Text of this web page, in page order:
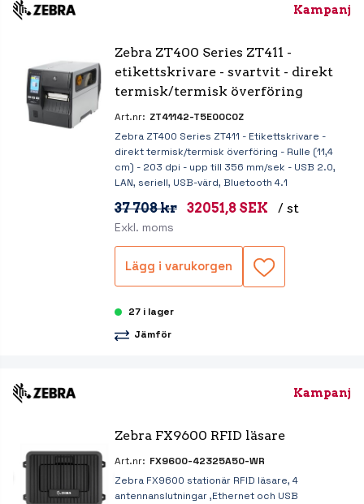
Kampanj
Zebra ZT400 Series ZT411 -
etikettskrivare - svartvit - direkt
termisk/termisk överföring
Art.nr: ZT41142-T5E00C0Z
Zebra ZT400 Series ZT411 - Etikettskrivare -
direkt termisk/termisk överföring - Rulle (11,4
cm) - 203 dpi - upp till 356 mm/sek - USB 2.0,
LAN, seriell, USB-värd, Bluetooth 4.1
37 708 kr 32051,8 SEK / st
Exkl. moms
Lägg i varukorgen
27 i lager
Jämför
Kampanj
Zebra FX9600 RFID läsare
Art.nr: FX9600-42325A50-WR
Zebra FX9600 stationär RFID läsare, 4
antennanslutningar ,Ethernet och USB